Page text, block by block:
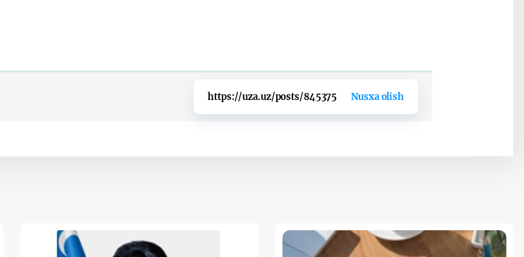
https://uza.uz/posts/845375 Nusxa olish